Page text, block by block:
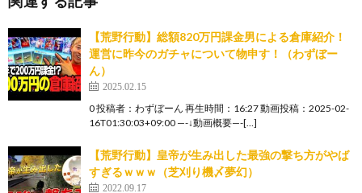
【荒野行動】総額820万円課金男による倉庫紹介！
運営に昨今のガチャについて物申す！（わずぼー
ん）
2025.02.15
0 投稿者：わずぼーん 再生時間：16:27 動画投稿：2025-02-
16T01:30:03+09:00 —-↓動画概要—-[…]
【荒野行動】皇帝が生み出した最強の撃ち方がやば
すぎるｗｗｗ（芝刈り機〆夢幻）
2022.09.17